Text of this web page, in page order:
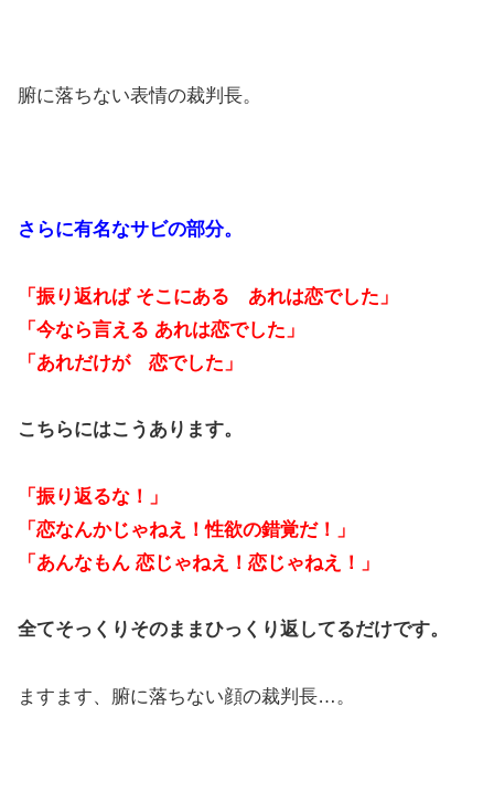
腑に落ちない表情の裁判長。
さらに有名なサビの部分。
「振り返れば そこにある あれは恋でした」
「今なら言える あれは恋でした」
「あれだけが 恋でした」
こちらにはこうあります。
「振り返るな！」
「恋なんかじゃねえ！性欲の錯覚だ！」
「あんなもん 恋じゃねえ！恋じゃねえ！」
全てそっくりそのままひっくり返してるだけです。
ますます、腑に落ちない顔の裁判長…。